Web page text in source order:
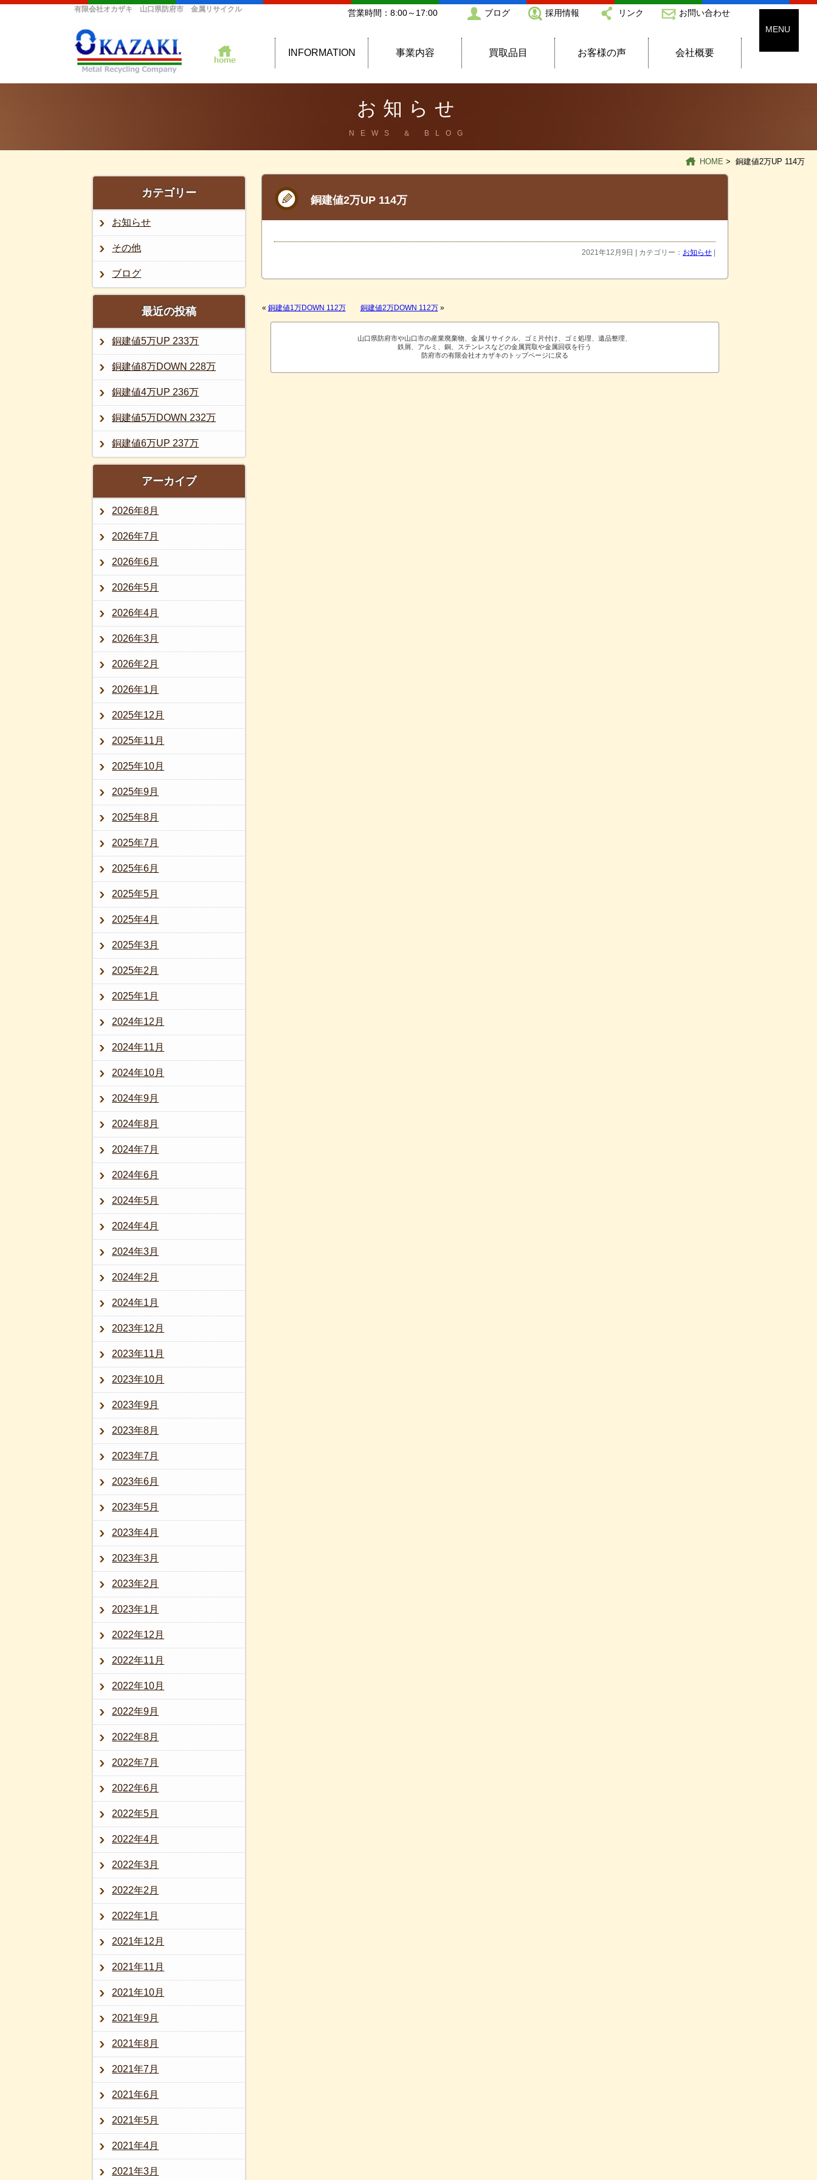
有限会社オカザキ 山口県防府市 金属リサイクル 営業時間：8:00～17:00 ブログ 採用情報 リンク お問い合わせ
INFORMATION 事業内容 買取品目 お客様の声 会社概要
お知らせ
NEWS ＆ BLOG
HOME > 銅建値2万UP 114万
銅建値2万UP 114万
2021年12月9日 | カテゴリー： お知らせ
« 銅建値1万DOWN 112万 銅建値2万DOWN 112万»
山口県防府市や山口市の産業廃棄物、金属リサイクル、ゴミ片付け、ゴミ処理、遺品整理、
鉄屑、アルミ、銅、ステンレスなどの金属買取や金属回収を行う
防府市の有限会社オカザキのトップページに戻る
カテゴリー
お知らせ
その他
ブログ
最近の投稿
銅建値5万UP 233万
銅建値8万DOWN 228万
銅建値4万UP 236万
銅建値5万DOWN 232万
銅建値6万UP 237万
アーカイブ
2026年8月
2026年7月
2026年6月
2026年5月
2026年4月
2026年3月
2026年2月
2026年1月
2025年12月
2025年11月
2025年10月
2025年9月
2025年8月
2025年7月
2025年6月
2025年5月
2025年4月
2025年3月
2025年2月
2025年1月
2024年12月
2024年11月
2024年10月
2024年9月
2024年8月
2024年7月
2024年6月
2024年5月
2024年4月
2024年3月
2024年2月
2024年1月
2023年12月
2023年11月
2023年10月
2023年9月
2023年8月
2023年7月
2023年6月
2023年5月
2023年4月
2023年3月
2023年2月
2023年1月
2022年12月
2022年11月
2022年10月
2022年9月
2022年8月
2022年7月
2022年6月
2022年5月
2022年4月
2022年3月
2022年2月
2022年1月
2021年12月
2021年11月
2021年10月
2021年9月
2021年8月
2021年7月
2021年6月
2021年5月
2021年4月
2021年3月